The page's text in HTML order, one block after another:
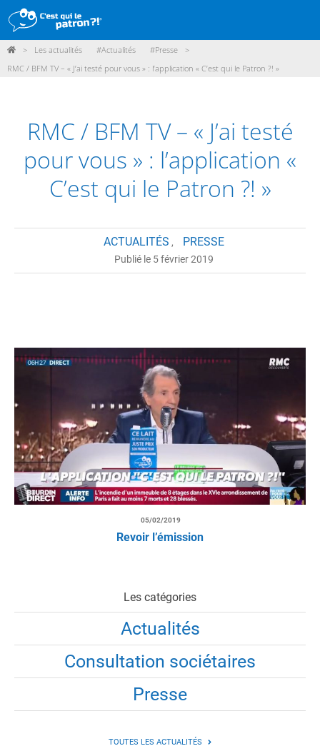
DÉMARCHE
POINTS DE VENTE
PARTICIPER
ACTUALITÉS
> Les actualités #Actualités #Presse
>
RMC / BFM TV – « J’ai testé pour vous » : l’application « C’est qui le Patron ?! »
RMC / BFM TV – « J’ai testé
pour vous » : l’application «
C’est qui le Patron ?! »
ACTUALITÉS , PRESSE
Publié le 5 février 2019
05/02/2019
Revoir l’émission
Les catégories
Actualités
Consultation sociétaires
Presse
TOUTES LES ACTUALITÉS